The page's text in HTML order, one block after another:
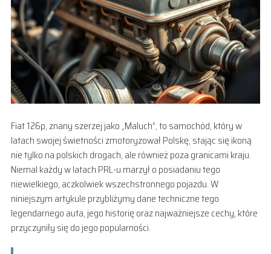
Fiat 126p, znany szerzej jako „Maluch”, to samochód, który w
latach swojej świetności zmotoryzował Polskę, stając się ikoną
nie tylko na polskich drogach, ale również poza granicami kraju.
Niemal każdy w latach PRL-u marzył o posiadaniu tego
niewielkiego, aczkolwiek wszechstronnego pojazdu. W
niniejszym artykule przybliżymy dane techniczne tego
legendarnego auta, jego historię oraz najważniejsze cechy, które
przyczyniły się do jego popularności.